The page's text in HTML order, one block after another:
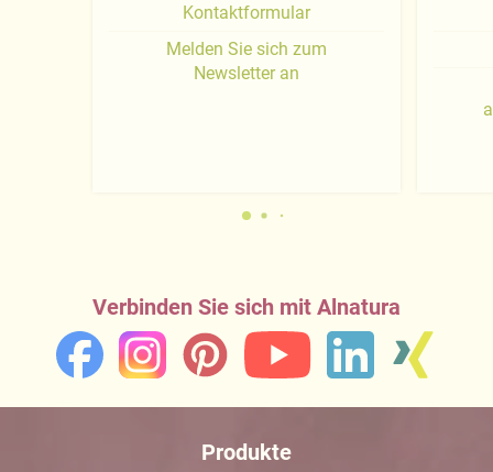
Kontaktformular
Melden Sie sich zum
Newsletter an
Verbinden Sie sich mit Alnatura
Produkte